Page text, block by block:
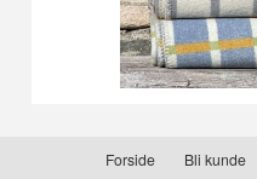
Forside Bli kunde